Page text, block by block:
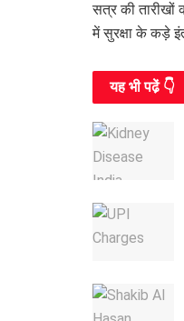
सत्र की तारीखों
में सुरक्षा के कड़े
यह भी पढे़ं 👇